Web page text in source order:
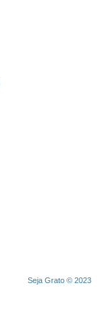
Seja Grato © 2023